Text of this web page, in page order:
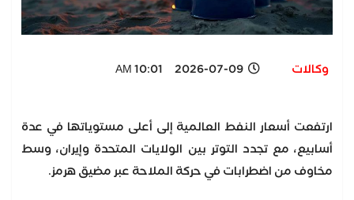
وكالات 2026-07-09 10:01 AM
ارتفعت أسعار النفط العالمية إلى أعلى مستوياتها في عدة
أسابيع، مع تجدد التوتر بين الولايات المتحدة وإيران، وسط
مخاوف من اضطرابات في حركة الملاحة عبر مضيق هرمز.